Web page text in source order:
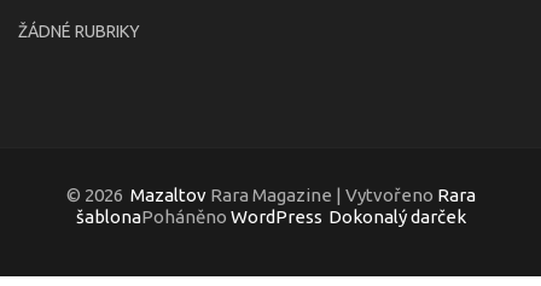
ŽÁDNÉ RUBRIKY
© 2026 MazaltovRara Magazine | Vytvořeno Rara
šablonaPoháněno WordPress Dokonalý darček